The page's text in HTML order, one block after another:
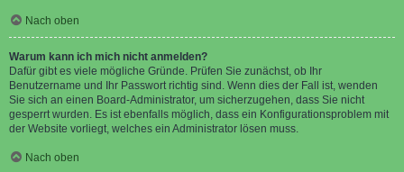
Nach oben
Warum kann ich mich nicht anmelden?
Dafür gibt es viele mögliche Gründe. Prüfen Sie zunächst, ob Ihr
Benutzername und Ihr Passwort richtig sind. Wenn dies der Fall ist, wenden
Sie sich an einen Board-Administrator, um sicherzugehen, dass Sie nicht
gesperrt wurden. Es ist ebenfalls möglich, dass ein Konfigurationsproblem mit
der Website vorliegt, welches ein Administrator lösen muss.
Nach oben